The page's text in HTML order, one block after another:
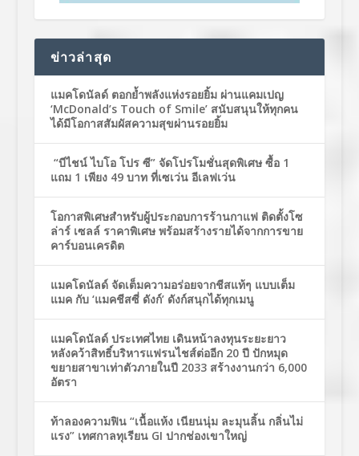
ข่าวล่าสุด
แมคโดนัลด์ ตอกย้ำพลังแห่งรอยยิ้ม ผ่านแคมเปญ
‘McDonald’s Touch of Smile’ สนับสนุนให้ทุกคน
ได้มีโอกาสสัมผัสความสุขผ่านรอยยิ้ม
“บีไชน์ ไบโอ โปร ซี” จัดโปรโมชั่นสุดพิเศษ ซื้อ 1
แถม 1 เพียง 49 บาท ที่เซเว่น อีเลฟเว่น
โอกาสพิเศษสำหรับผู้ประกอบการร้านกาแฟ ติดตั้งโซ
ล่าร์ เซลล์ ราคาพิเศษ พร้อมสร้างรายได้จากการขาย
คาร์บอนเครดิต
แมคโดนัลด์ จัดเต็มความอร่อยจากชีสแท้ๆ แบบเต็ม
แมค กับ ‘แมคชีสซี่ ดังก์’ ดังก์สนุกได้ทุกเมนู
แมคโดนัลด์ ประเทศไทย เดินหน้าลงทุนระยะยาว
หลังคว้าสิทธิ์บริหารแฟรนไชส์ต่ออีก 20 ปี ปักหมุด
ขยายสาขาเท่าตัวภายในปี 2033 สร้างงานกว่า 6,000
อัตรา
ท้าลองความฟิน “เนื้อแห้ง เนียนนุ่ม ละมุนลิ้น กลิ่นไม่
แรง” เทศกาลทุเรียน GI ปากช่องเขาใหญ่